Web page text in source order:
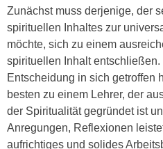
Zunächst muss derjenige, der
spirituellen Inhaltes zur
möchte, sich zu einem
spirituellen Inhalt
Entscheidung in sich getroffen
besten zu einem Lehrer, der
der Spiritualität gegründet ist
Anregungen, Reflexionen
aufrichtiges und solides